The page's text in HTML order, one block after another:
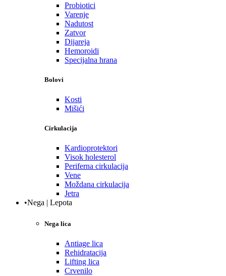
Probiotici
Varenje
Nadutost
Zatvor
Dijareja
Hemoroidi
Specijalna hrana
Bolovi
Kosti
Mišići
Cirkulacija
Kardioprotektori
Visok holesterol
Periferna cirkulacija
Vene
Moždana cirkulacija
Jetra
•Nega | Lepota
Nega lica
Antiage lica
Rehidratacija
Lifting lica
Crvenilo